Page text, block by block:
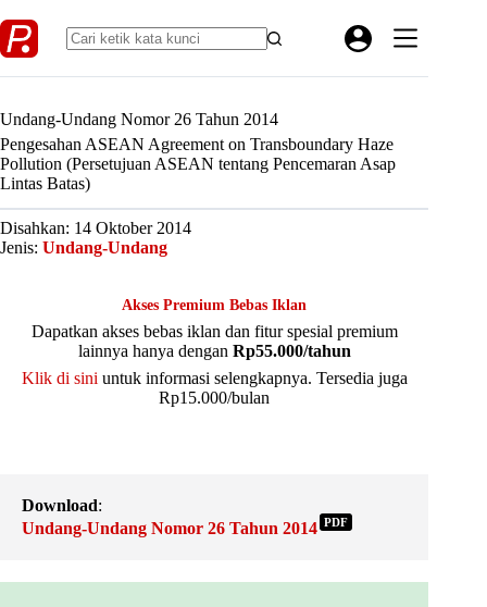
to
content
Undang-Undang Nomor 26 Tahun 2014
Pengesahan ASEAN Agreement on Transboundary Haze
Pollution (Persetujuan ASEAN tentang Pencemaran Asap
Lintas Batas)
Disahkan: 14 Oktober 2014
Jenis: Undang-Undang
Akses Premium Bebas Iklan
Dapatkan akses bebas iklan dan fitur spesial premium
lainnya hanya dengan Rp55.000/tahun
Klik di sini untuk informasi selengkapnya. Tersedia juga
Rp15.000/bulan
Download:
Undang-Undang Nomor 26 Tahun 2014 PDF